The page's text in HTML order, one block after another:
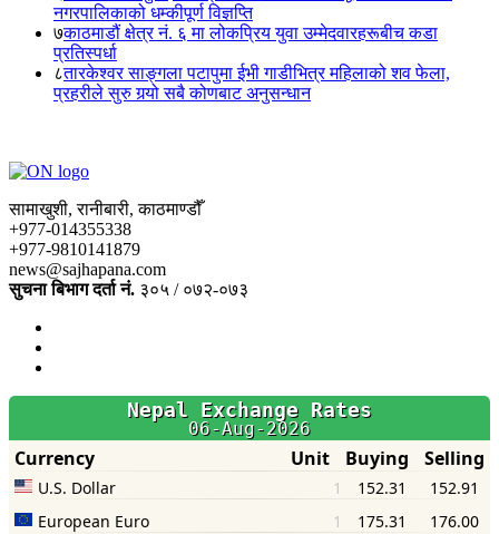
नगरपालिकाको धम्कीपूर्ण विज्ञप्ति
७काठमाडौं क्षेत्र नं. ६ मा लोकप्रिय युवा उम्मेदवारहरूबीच कडा
प्रतिस्पर्धा
८तारकेश्वर साङ्गला पटापुमा ईभी गाडीभित्र महिलाको शव फेला,
प्रहरीले सुरु गर्‍यो सबै कोणबाट अनुसन्धान
सामाखुशी, रानीबारी, काठमाण्डौँ
+977-014355338
+977-9810141879
news@sajhapana.com
सुचना बिभाग दर्ता नं. ३०५ / ०७२-०७३